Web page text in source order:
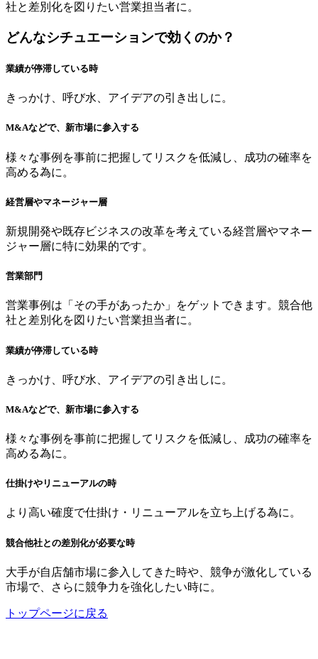
社と差別化を図りたい営業担当者に。
どんなシチュエーションで効くのか？
業績が停滞している時
きっかけ、呼び水、アイデアの引き出しに。
M&Aなどで、新市場に参入する
様々な事例を事前に把握してリスクを低減し、成功の確率を
高める為に。
経営層やマネージャー層
新規開発や既存ビジネスの改革を考えている経営層やマネー
ジャー層に特に効果的です。
営業部門
営業事例は「その手があったか」をゲットできます。競合他
社と差別化を図りたい営業担当者に。
業績が停滞している時
きっかけ、呼び水、アイデアの引き出しに。
M&Aなどで、新市場に参入する
様々な事例を事前に把握してリスクを低減し、成功の確率を
高める為に。
仕掛けやリニューアルの時
より高い確度で仕掛け・リニューアルを立ち上げる為に。
競合他社との差別化が必要な時
大手が自店舗市場に参入してきた時や、競争が激化している
市場で、さらに競争力を強化したい時に。
トップページに戻る